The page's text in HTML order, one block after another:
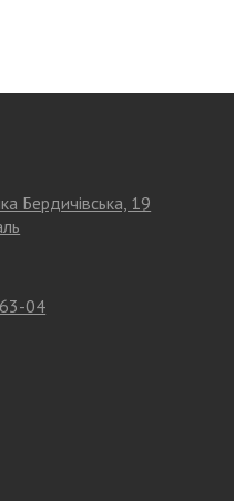
Бердичівська, 19
04